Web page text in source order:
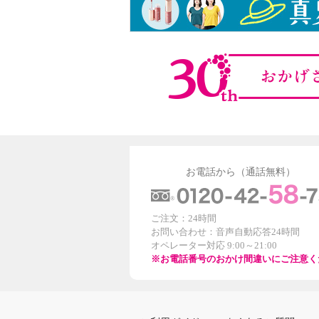
お電話から（通話無料）
ご注文：24時間
お問い合わせ：音声自動応答24時間
オペレーター対応 9:00～21:00
※お電話番号のおかけ間違いにご注意